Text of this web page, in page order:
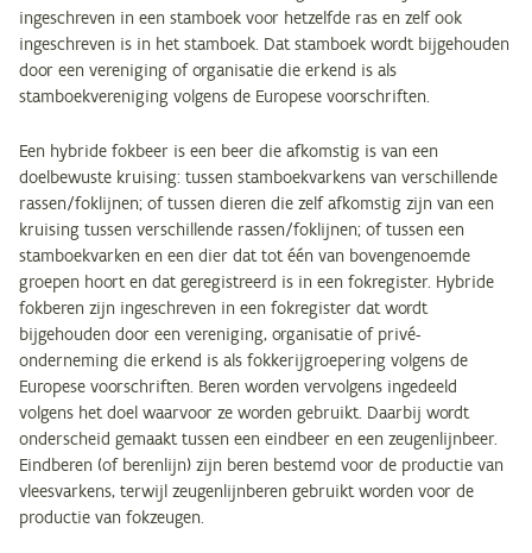
ingeschreven in een stamboek voor hetzelfde ras en zelf ook
ingeschreven is in het stamboek. Dat stamboek wordt bijgehouden
door een vereniging of organisatie die erkend is als
stamboekvereniging volgens de Europese voorschriften.
Een hybride fokbeer is een beer die afkomstig is van een
doelbewuste kruising: tussen stamboekvarkens van verschillende
rassen/foklijnen; of tussen dieren die zelf afkomstig zijn van een
kruising tussen verschillende rassen/foklijnen; of tussen een
stamboekvarken en een dier dat tot één van bovengenoemde
groepen hoort en dat geregistreerd is in een fokregister. Hybride
fokberen zijn ingeschreven in een fokregister dat wordt
bijgehouden door een vereniging, organisatie of privé-
onderneming die erkend is als fokkerijgroepering volgens de
Europese voorschriften. Beren worden vervolgens ingedeeld
volgens het doel waarvoor ze worden gebruikt. Daarbij wordt
onderscheid gemaakt tussen een eindbeer en een zeugenlijnbeer.
Eindberen (of berenlijn) zijn beren bestemd voor de productie van
vleesvarkens, terwijl zeugenlijnberen gebruikt worden voor de
productie van fokzeugen.